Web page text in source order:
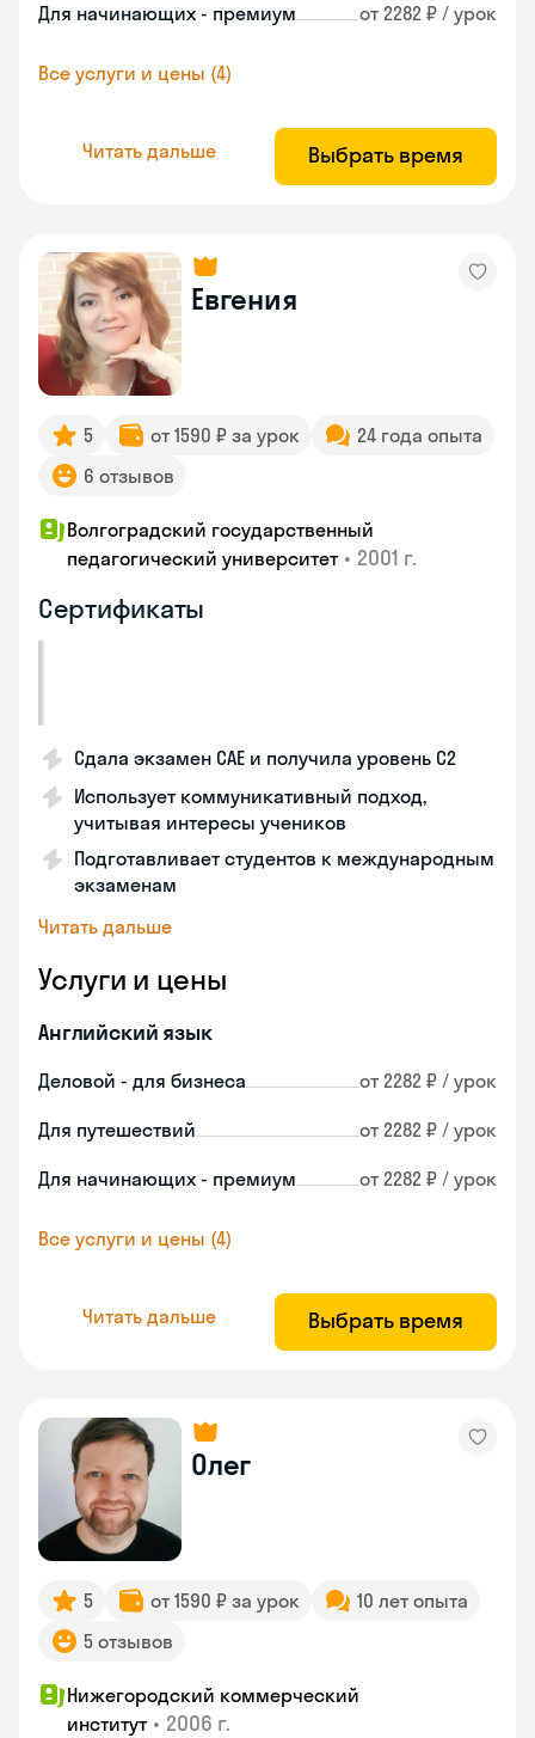
Для начинающих - премиум от 2282 ₽ / урок
Все услуги и цены (4)
Читать дальше Выбрать время
Евгения
5 от 1590 ₽ за урок
24 года опыта
6 отзывов
Волгоградский государственный
педагогический университет • 2001 г.
Сертификаты
Сдала экзамен CAE и получила уровень С2
Использует коммуникативный подход,
учитывая интересы учеников
Подготавливает студентов к международным
экзаменам
Читать дальше
Услуги и цены
Английский язык
Деловой - для бизнеса от 2282 ₽ / урок
Для путешествий от 2282 ₽ / урок
Для начинающих - премиум от 2282 ₽ / урок
Все услуги и цены (4)
Читать дальше Выбрать время
Олег
5 от 1590 ₽ за урок
10 лет опыта
5 отзывов
Нижегородский коммерческий
институт • 2006 г.